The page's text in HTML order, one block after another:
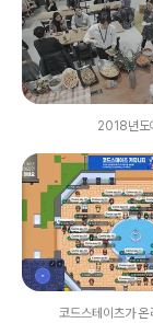
2018년도
코드스테이츠가